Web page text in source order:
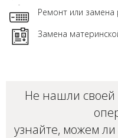
Ремонт или
Замена
Не нашли своей
узнайте, можем